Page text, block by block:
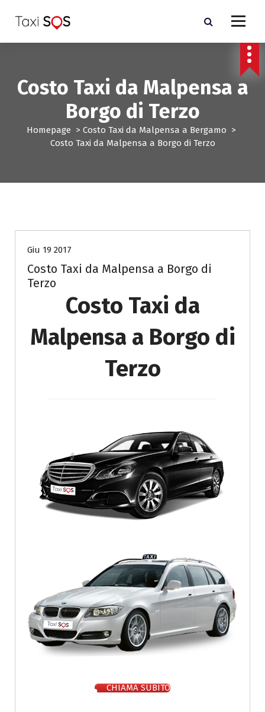
a
Costo Taxi da Malpensa a
Borgo di Terzo
Homepage > Costo Taxi da Malpensa a Bergamo >
Costo Taxi da Malpensa a Borgo di Terzo
Giu 19 2017
Costo Taxi da Malpensa a Borgo di
Terzo
Costo Taxi da
Malpensa a Borgo di
Terzo
CHIAMA SUBITO